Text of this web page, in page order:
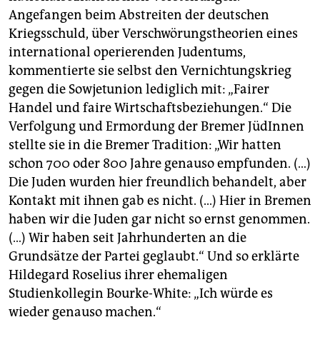
Angefangen beim Abstreiten der deutschen
Kriegsschuld, über Verschwörungstheorien eines
international operierenden Judentums,
kommentierte sie selbst den Vernichtungskrieg
gegen die Sowjetunion lediglich mit: „Fairer
Handel und faire Wirtschaftsbeziehungen.“ Die
Verfolgung und Ermordung der Bremer JüdInnen
stellte sie in die Bremer Tradition: „Wir hatten
schon 700 oder 800 Jahre genauso empfunden. (…)
Die Juden wurden hier freundlich behandelt, aber
Kontakt mit ihnen gab es nicht. (...) Hier in Bremen
haben wir die Juden gar nicht so ernst genommen.
(…) Wir haben seit Jahrhunderten an die
Grundsätze der Partei geglaubt.“ Und so erklärte
Hildegard Roselius ihrer ehemaligen
Studienkollegin Bourke-White: „Ich würde es
wieder genauso machen.“